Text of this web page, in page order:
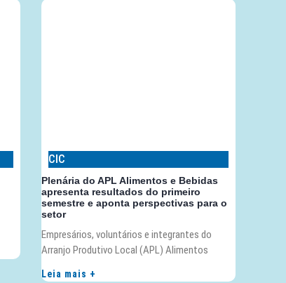
CIC
Plenária do APL Alimentos e Bebidas
apresenta resultados do primeiro
semestre e aponta perspectivas para o
setor
Empresários, voluntários e integrantes do
Arranjo Produtivo Local (APL) Alimentos
Leia mais +